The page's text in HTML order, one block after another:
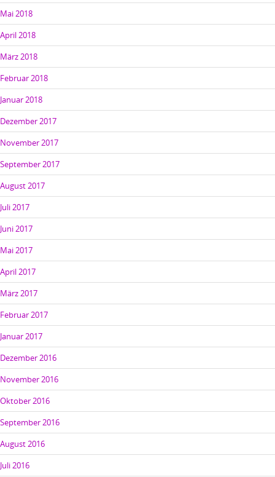
Mai 2018
April 2018
März 2018
Februar 2018
Januar 2018
Dezember 2017
November 2017
September 2017
August 2017
Juli 2017
Juni 2017
Mai 2017
April 2017
März 2017
Februar 2017
Januar 2017
Dezember 2016
November 2016
Oktober 2016
September 2016
August 2016
Juli 2016